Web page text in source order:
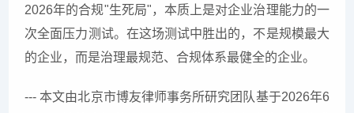
2026年的合规"生死局"，本质上是对企业治理能力的一
次全面压力测试。在这场测试中胜出的，不是规模最大
的企业，而是治理最规范、合规体系最健全的企业。
--- 本文由北京市博友律师事务所研究团队基于2026年6